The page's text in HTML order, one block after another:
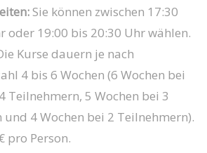
Sie können zwischen 17:30
oder 19:00 bis 20:30 Uhr wählen.
Kurse dauern je nach
4 bis 6 Wochen (6 Wochen bei
Teilnehmern, 5 Wochen bei 3
4 Wochen bei 2 Teilnehmern).
pro Person.